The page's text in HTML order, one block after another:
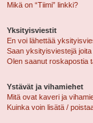
Mikä on “Tiimi” linkki?
Yksityisviestit
En voi lähettää
Saan yksityisviestejä joita
Olen saanut roskapostia
Ystävät ja vihamiehet
Mitä ovat kaveri ja
Kuinka voin lisätä /